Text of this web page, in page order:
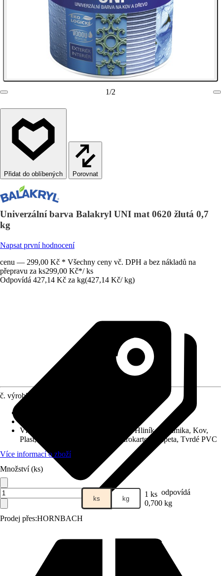
1/2
Porovnat
Univerzální barva Balakryl UNI mat 0620 žlutá 0,7
kg
Napsat první hodnocení
cenu — 299,00 Kč * Všechny ceny vč. DPH a bez nákladů na
přepravu za ks299,00 Kč*/ ks
Odpovídá 427,14 Kč za kg(427,14 Kč/ kg)
Prodej přes:HORNBACH
č. výrobku
Vhodné pro podklad
Beton, Dřevo, Hliník, Keramika, Kov,
Plast, Omítky, Skelné vlákno, Sádrokarton, Tapeta, Tvrdé PVC
Více informací o zboží
Množství (ks)
ks kg 1 ks odpovídá
0,700 kg